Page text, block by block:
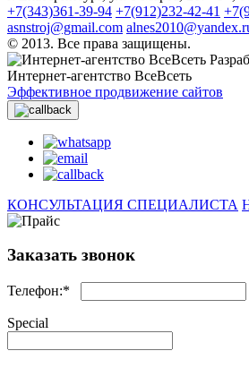
+7(343)361-39-94 +7(912)232-42-41
asnstroj@gmail.com
© 2013. Все права защищены.
Интернет-агентство ВсеВсеть
Эффективное продвижение сайтов
КОНСУЛЬТАЦИЯ СПЕЦИАЛИСТА
Заказать звонок
Телефон:*
Special